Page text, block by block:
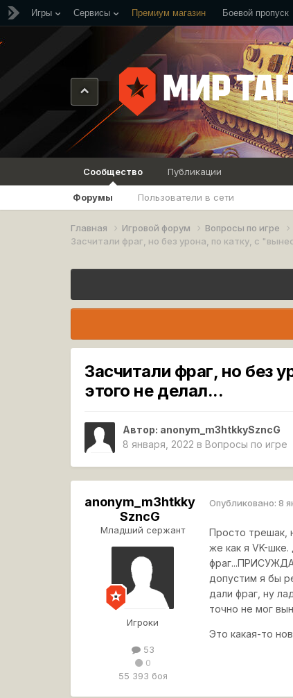
Игры Сервисы Премиум магазин Боевой пропуск
Сообщество
Форумы Пользователи в сети
Публикации
Главная Игровой форум
Вопросы по игре
Засчитали фраг, но без урона, по катку, с
Засчитали фраг, но без
этого не делал...
Автор: anonym_m3htkkySzncG
8 января, 2022 в Вопросы по игре
anonym_m3htkky
SzncG
Младший сержант
Игроки
53
0
55 393 боя
Опубликовано:8
Просто трешак,
же как я VK-
допустим я бы
дали фраг, ну
точно не мог
Это какая-то